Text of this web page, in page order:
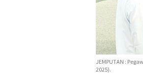
JEMPUTAN :
2025).